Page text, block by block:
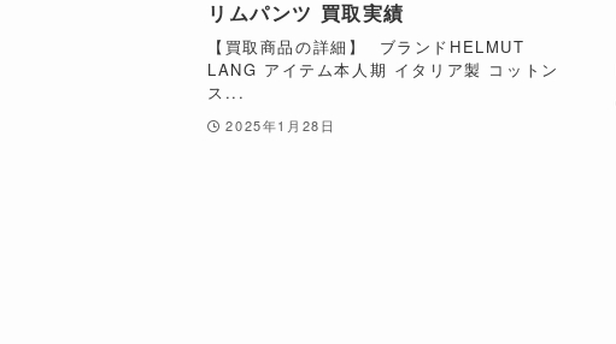
リムパンツ 買取実績
【買取商品の詳細】 ブランドHELMUT
LANG アイテム本人期 イタリア製 コットン
ス...
2025年1月28日